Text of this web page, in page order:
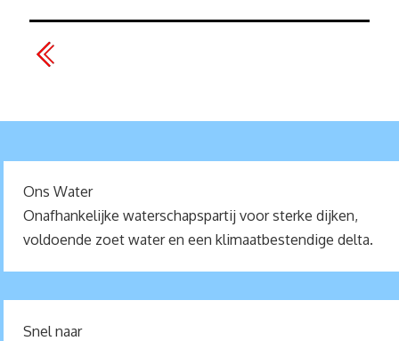
Ons Water
Onafhankelijke waterschapspartij voor sterke dijken,
voldoende zoet water en een klimaatbestendige delta.
Snel naar